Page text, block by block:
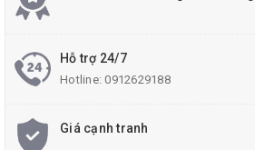
Hỗ trợ 24/7
Hotline:0912629188
Giá cạnh tranh